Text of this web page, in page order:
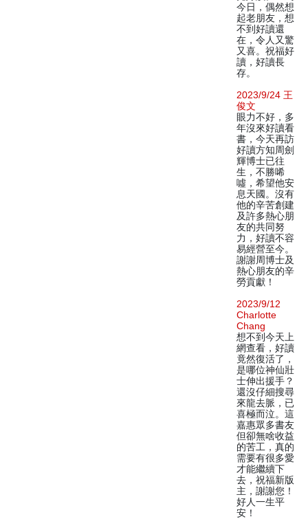
今日，偶然想
起老朋友，想
不到好讀還
在，令人又驚
又喜。祝福好
讀，好讀長
存。
2023/9/24 王
俊文
眼力不好，多
年沒來好讀看
書，今天再訪
好讀方知周劍
輝博士已往
生，不勝唏
噓，希望他安
息天國。沒有
他的辛苦創建
及許多熱心朋
友的共同努
力，好讀不容
易經營至今。
謝謝周博士及
熱心朋友的辛
勞貢獻！
2023/9/12
Charlotte
Chang
想不到今天上
網查看，好讀
竟然復活了，
是哪位神仙壯
士伸出援手？
還沒仔細搜尋
來龍去脈，已
喜極而泣。這
嘉惠眾多書友
但卻無啥收益
的苦工，真的
需要有很多愛
才能繼續下
去，祝福新版
主，謝謝您！
好人一生平
安！